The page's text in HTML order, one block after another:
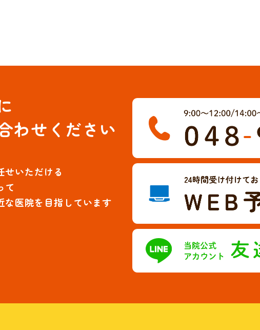
わせください
せいただける
て
な医院を目指しています